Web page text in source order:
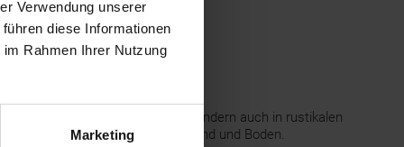
Verwendung unserer
diese Informationen
Rahmen Ihrer Nutzung
Marketing
Design optimal zur Geltung, sondern auch in rustikalen
zum echten Allrounder für Wand und Boden.